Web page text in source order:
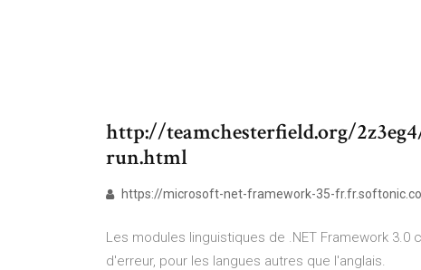
http://teamchesterfield.org/
run.html
https://microsoft-net-framework-35-
Les modules linguistiques de .NET Framework
d'erreur, pour les langues autres que l'anglais.